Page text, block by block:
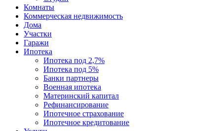
Комнаты
Коммерческая недвижимость
Дома
Участки
Гаражи
Ипотека
Ипотека под 2,7%
Ипотека под 5%
Банки партнеры
Военная ипотека
Материнский капитал
Рефинансирование
Ипотечное страхование
Ипотечное кредитование